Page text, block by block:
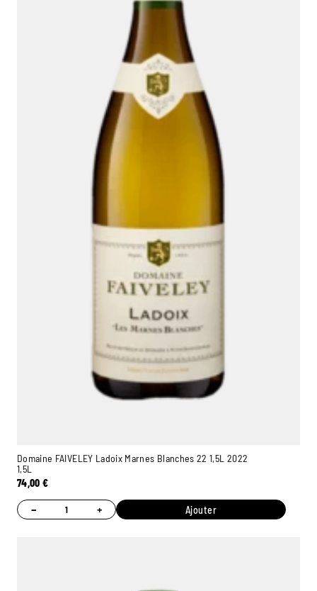
Domaine FAIVELEY Ladoix Marnes Blanches 22 1,5L 2022
1,5L
74,00€
− + Ajouter